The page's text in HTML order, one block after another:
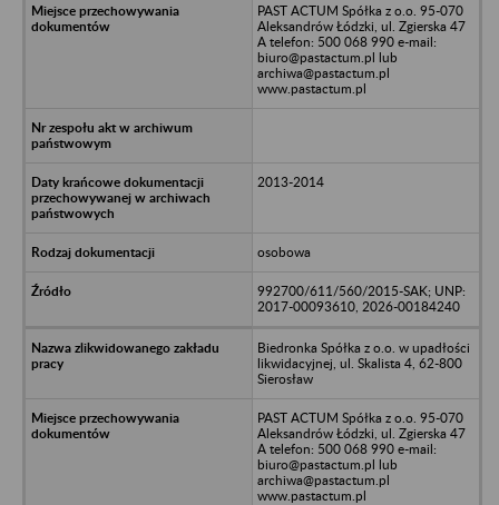
PAST ACTUM Spółka z o.o. 95-070
Aleksandrów Łódzki, ul. Zgierska 47
A telefon: 500 068 990 e-mail:
biuro@pastactum.pl lub
archiwa@pastactum.pl
www.pastactum.pl
2013-2014
osobowa
992700/611/560/2015-SAK; UNP:
2017-00093610, 2026-00184240
Biedronka Spółka z o.o. w upadłości
likwidacyjnej, ul. Skalista 4, 62-800
Sierosław
PAST ACTUM Spółka z o.o. 95-070
Aleksandrów Łódzki, ul. Zgierska 47
A telefon: 500 068 990 e-mail:
biuro@pastactum.pl lub
archiwa@pastactum.pl
www.pastactum.pl